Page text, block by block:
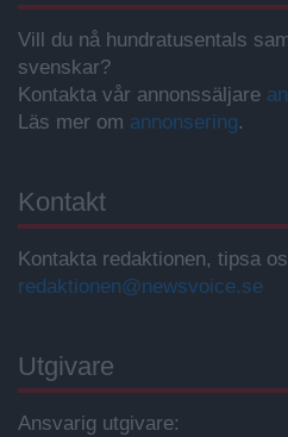
Vill du nå hundratusentals
svenskar?
Kontakta vår annonssäljare
Läs mer om annonsering.
Kontakt
Kontakta redaktionen, tipsa
redaktionen@newsvoice.se
Utgivare
Ansvarig utgivare: